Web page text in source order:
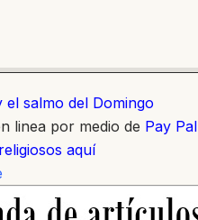
salmo del Domingo
linea por medio de Pay Pal
aquí